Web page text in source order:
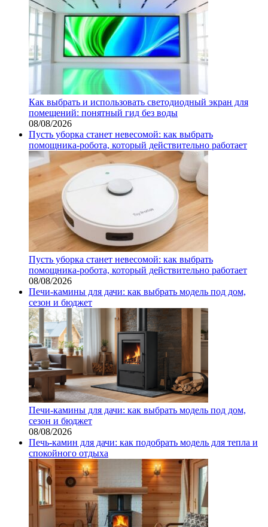
Как выбрать и использовать светодиодный экран для
помещений: понятный гид без воды
08/08/2026
Пусть уборка станет невесомой: как выбрать
помощника‑робота, который действительно работает
Пусть уборка станет невесомой: как выбрать
помощника‑робота, который действительно работает
08/08/2026
Печи-камины для дачи: как выбрать модель под дом,
сезон и бюджет
Печи-камины для дачи: как выбрать модель под дом,
сезон и бюджет
08/08/2026
Печь-камин для дачи: как подобрать модель для тепла и
спокойного отдыха